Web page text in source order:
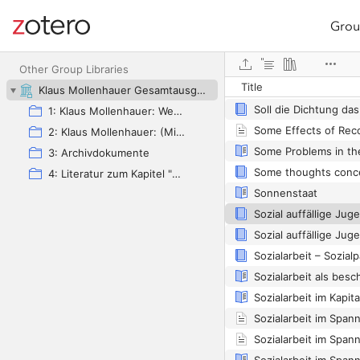
Site navigation
Other Group Libraries
Klaus Mollenhauer Gesamtausgabe (KMG)
1: Klaus Mollenhauer: Werke
2: Klaus Mollenhauer: (Mit-)herausgegebene und -verfasste Bücher
3: Archivdokumente
4: Literatur zum Kapitel "Empfehlungen zum Studium der Geschichte der Familienerziehung" von Ulrich Herrmann (in: Die Familienerziehung)
TitleSociology and the
Sonnenstaat
Sozial auffällige
Sozial auffällige
Sozialarbeit als